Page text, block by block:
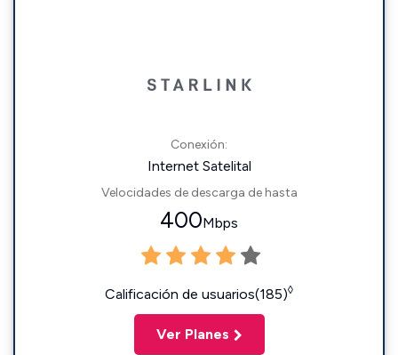
Conexión:
Internet Satelital
Velocidades de descarga de hasta
400Mbps
Calificación de usuarios(185)◊
Ver Planes